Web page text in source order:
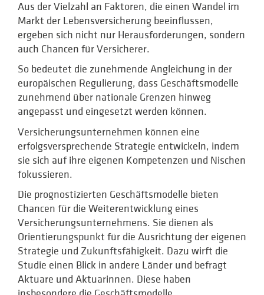
Aus der Vielzahl an Faktoren, die einen Wandel im
Markt der Lebensversicherung beeinflussen,
ergeben sich nicht nur Herausforderungen, sondern
auch Chancen für Versicherer.
So bedeutet die zunehmende Angleichung in der
europäischen Regulierung, dass Geschäftsmodelle
zunehmend über nationale Grenzen hinweg
angepasst und eingesetzt werden können.
Versicherungsunternehmen können eine
erfolgsversprechende Strategie entwickeln, indem
sie sich auf ihre eigenen Kompetenzen und Nischen
fokussieren.
Die prognostizierten Geschäftsmodelle bieten
Chancen für die Weiterentwicklung eines
Versicherungsunternehmens. Sie dienen als
Orientierungspunkt für die Ausrichtung der eigenen
Strategie und Zukunftsfähigkeit. Dazu wirft die
Studie einen Blick in andere Länder und befragt
Aktuare und Aktuarinnen. Diese haben